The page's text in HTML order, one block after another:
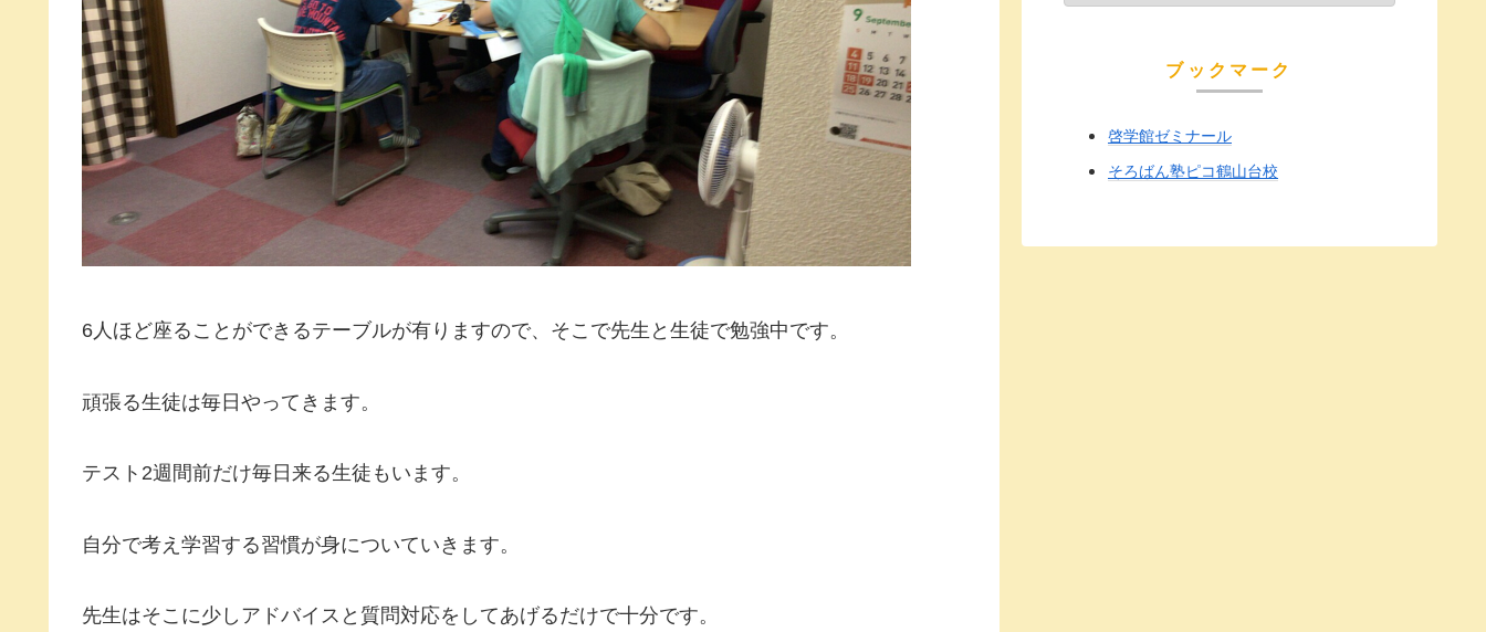
6人ほど座ることができるテーブルが有りますので、そこで先生と生徒で勉強中です。
頑張る生徒は毎日やってきます。
テスト2週間前だけ毎日来る生徒もいます。
自分で考え学習する習慣が身についていきます。
先生はそこに少しアドバイスと質問対応をしてあげるだけで十分です。
ブックマーク
啓学館ゼミナール
そろばん塾ピコ鶴山台校